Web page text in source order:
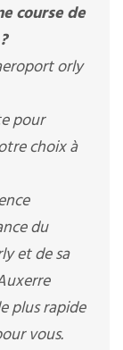
course de
orly
pour
choix à
du
et de sa
plus rapide
vous.